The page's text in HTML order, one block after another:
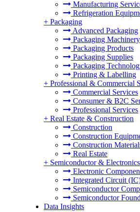
Manufacturing
Refrigeration
+ Packaging
Advanced Packaging
Packaging Machinery
Packaging Products
Packaging Supplies
Packaging
Printing & Labelling
+ Professional & Commercial
Commercial Services
Consumer & B2C
Professional Services
+ Real Estate & Construction
Construction
Construction
Construction
Real Estate
+ Semiconductor & Electronics
Electronic
Integrated Circuit
Semiconductor
Semiconductor
Data Insights